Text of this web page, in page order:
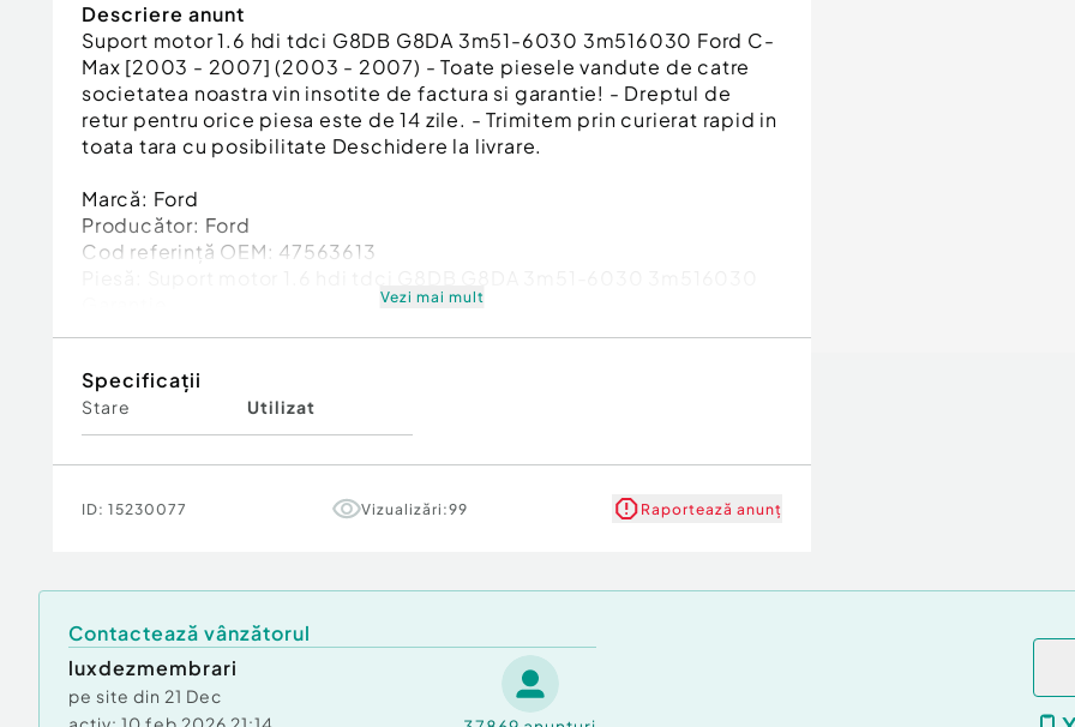
Descriere anunt
Suport motor 1.6 hdi tdci G8DB G8DA 3m51-6030 3m516030 Ford C-
Max [2003 - 2007] (2003 - 2007) - Toate piesele vandute de catre
societatea noastra vin insotite de factura si garantie! - Dreptul de
retur pentru orice piesa este de 14 zile. - Trimitem prin curierat rapid in
toata tara cu posibilitate Deschidere la livrare.
Marcă: Ford
Producător: Ford
Cod referinţă OEM: 47563613
Vezi mai mult
Specificații
Stare Utilizat
ID: 15230077 Vizualizări:99 Raportează anunț
Contactează vânzătorul
luxdezmembrari
pe site din 21 Dec